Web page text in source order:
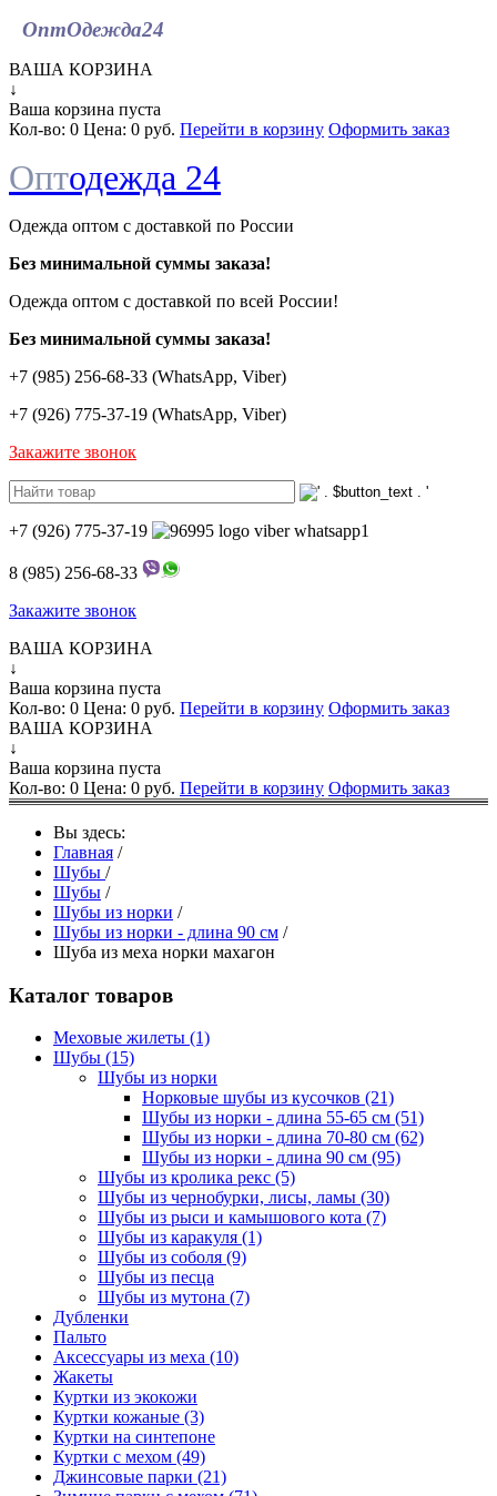
ОптОдежда24
ВАША КОРЗИНА
↓
Ваша корзина пуста
Кол-во: 0 Цена: 0 руб. Перейти в корзину Оформить заказ
Оптодежда 24
Одежда оптом с доставкой по России
Без минимальной суммы заказа!
Одежда оптом c доставкой по всей России!
Без минимальной суммы заказа!
+7 (985) 256-68-33 (WhatsApp, Viber)
+7 (926) 775-37-19 (WhatsApp, Viber)
Закажите звонок
+7 (926) 775-37-19
8 (985) 256-68-33
Закажите звонок
ВАША КОРЗИНА
↓
Ваша корзина пуста
Кол-во: 0 Цена: 0 руб. Перейти в корзину Оформить заказ
ВАША КОРЗИНА
↓
Ваша корзина пуста
Кол-во: 0 Цена: 0 руб. Перейти в корзину Оформить заказ
Вы здесь:
Главная /
Шубы /
Шубы /
Шубы из норки /
Шубы из норки - длина 90 см /
Шуба из меха норки махагон
Каталог товаров
Меховые жилеты (1)
Шубы (15)
Шубы из норки
Норковые шубы из кусочков (21)
Шубы из норки - длина 55-65 см (51)
Шубы из норки - длина 70-80 см (62)
Шубы из норки - длина 90 см (95)
Шубы из кролика рекс (5)
Шубы из чернобурки, лисы, ламы (30)
Шубы из рыси и камышового кота (7)
Шубы из каракуля (1)
Шубы из соболя (9)
Шубы из песца
Шубы из мутона (7)
Дубленки
Пальто
Аксессуары из меха (10)
Жакеты
Куртки из экокожи
Куртки кожаные (3)
Куртки на синтепоне
Куртки с мехом (49)
Джинсовые парки (21)